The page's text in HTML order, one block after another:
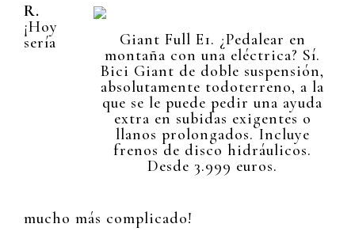
Giant Full E1. ¿Pedalear en
montaña con una eléctrica? Sí.
Bici Giant de doble suspensión,
absolutamente todoterreno, a la
que se le puede pedir una ayuda
extra en subidas exigentes o
llanos prolongados. Incluye
frenos de disco hidráulicos.
Desde 3.999 euros.
R.
¡Hoy
sería
mucho más complicado!